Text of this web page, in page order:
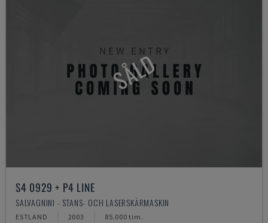
SÅLD
S4 0929 + P4 LINE
SALVAGNINI - STANS- OCH LASERSKÄRMASKIN
ESTLAND 2003 85.000 tim.